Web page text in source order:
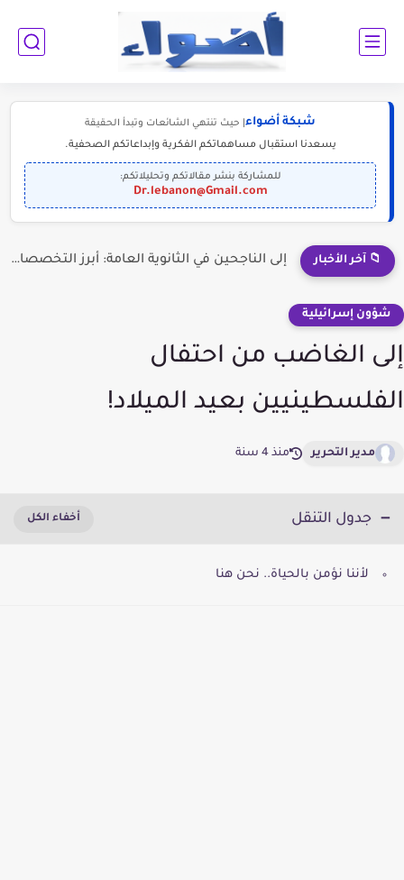
شبكة أضواء | حيث تنتهي الشائعات وتبدأ الحقيقة
يسعدنا استقبال مساهماتكم الفكرية وإبداعاتكم الصحفية.
للمشاركة بنشر مقالاتكم وتحليلاتكم:
Dr.lebanon@Gmail.com
📁 آخر الأخبار إلى الناجحين في الثانوية العامة: أبرز التخصصات المطلوبة للمستقبل (2030-2050)
شؤون إسرائيلية
إلى الغاضب من احتفال
الفلسطينيين بعيد الميلاد!
مدير التحرير منذ 4 سنة
جدول التنقل
لأننا نؤمن بالحياة.. نحن هنا